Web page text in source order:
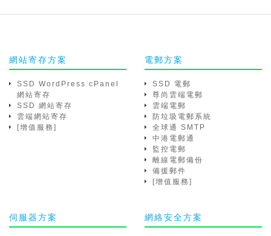
網站寄存方案
SSD WordPress cPanel
網站寄存
SSD 網站寄存
雲端網站寄存
[增值服務]
電郵方案
SSD 電郵
尊尚雲端電郵
雲端電郵
防垃圾電郵系統
全球通 SMTP
中港電郵通
監控電郵
離線電郵備份
備援郵件
[增值服務]
伺服器方案 網絡安全方案